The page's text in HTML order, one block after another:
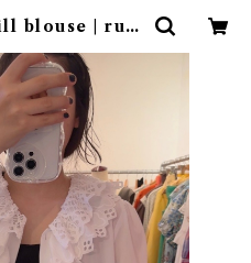
blouse | ruff